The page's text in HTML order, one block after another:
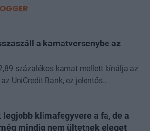
a kamatversenybe az
százalékos kamat mellett kínálja az
UniCredit Bank, ez jelentős
arról sem s
legjobb klímafegyvere a fa, de a
mindig nem ültetnek eleget